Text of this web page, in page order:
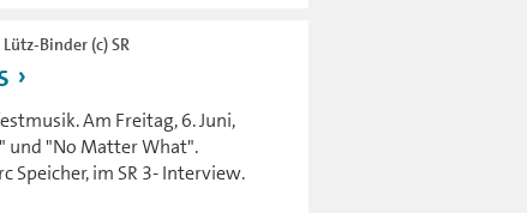
Binder (c) SR
Am Freitag, 6. Juni,
und "No Matter What".
Speicher, im SR 3- Interview.